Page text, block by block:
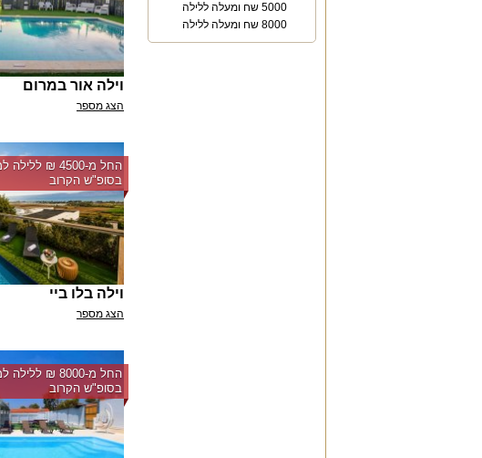
5000 שח ומעלה ללילה
8000 שח ומעלה ללילה
וילה אור במרום
הצג מספר
בסופ"ש הקרוב
וילה בלו ביי
הצג מספר
בסופ"ש הקרוב